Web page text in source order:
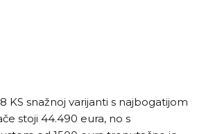
KS snažnoj varijanti s najbogatijom
stoji 44.490 eura, no s